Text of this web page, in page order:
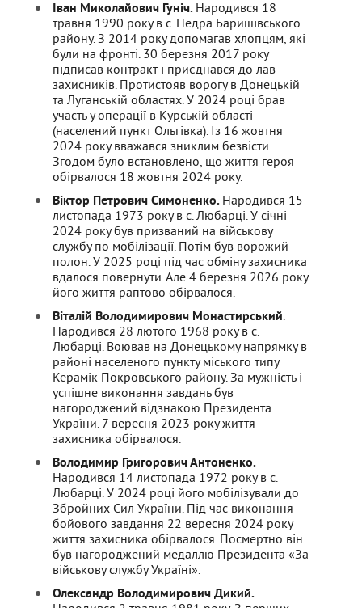
Іван Миколайович Гуніч. Народився 18
травня 1990 року в с. Недра Баришівського
району. З 2014 року допомагав хлопцям, які
були на фронті. 30 березня 2017 року
підписав контракт і приєднався до лав
захисників. Протистояв ворогу в Донецькій
та Луганській областях. У 2024 році брав
участь у операції в Курській області
(населений пункт Ольгівка). Із 16 жовтня
2024 року вважався зниклим безвісти.
Згодом було встановлено, що життя героя
обірвалося 18 жовтня 2024 року.
Віктор Петрович Симоненко. Народився 15
листопада 1973 року в с. Любарці. У січні
2024 року був призваний на військову
службу по мобілізації. Потім був ворожий
полон. У 2025 році під час обміну захисника
вдалося повернути. Але 4 березня 2026 року
його життя раптово обірвалося.
Віталій Володимирович Монастирський.
Народився 28 лютого 1968 року в с.
Любарці. Воював на Донецькому напрямку в
районі населеного пункту міського типу
Керамік Покровського району. За мужність і
успішне виконання завдань був
нагороджений відзнакою Президента
України. 7 вересня 2023 року життя
захисника обірвалося.
Володимир Григорович Антоненко.
Народився 14 листопада 1972 року в с.
Любарці. У 2024 році його мобілізували до
Збройних Сил України. Під час виконання
бойового завдання 22 вересня 2024 року
життя захисника обірвалося. Посмертно він
був нагороджений медаллю Президента «За
військову службу Україні».
Олександр Володимирович Дикий.